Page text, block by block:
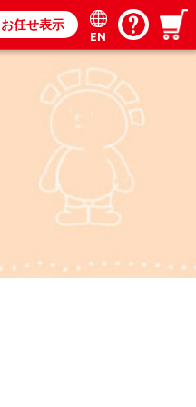
お任せ表示
EN